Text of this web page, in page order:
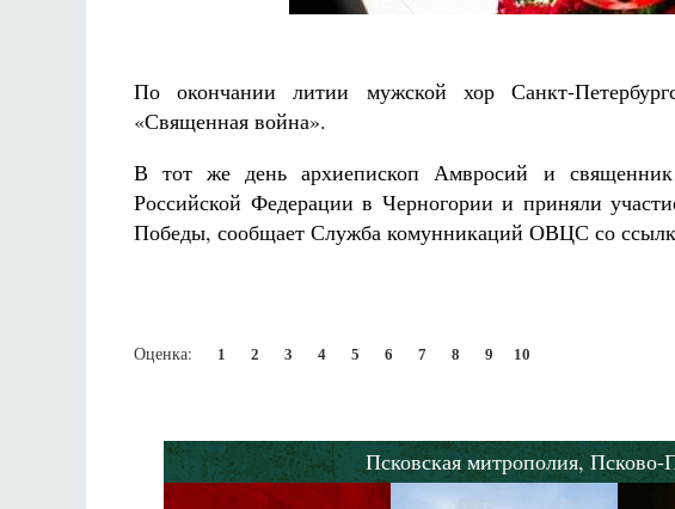
По окончании литии мужской хор Санкт-
«Священная война».
В тот же день архиепископ Амвросий и
Российской Федерации в Черногории и приняли
Победы, сообщает Служба комунникаций ОВЦС со
Оценка: 1 2 3 4 5 6 7 8 9 10
Псковская митрополия, Псково-